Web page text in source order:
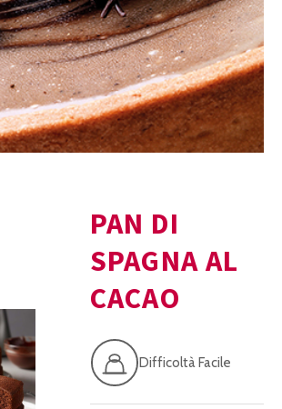
PAN DI
SPAGNA AL
CACAO
Difficoltà Facile